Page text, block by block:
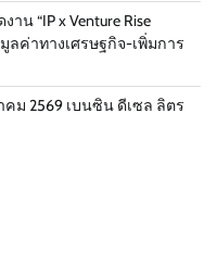
าน “IP x Venture Rise
ลค่าทางเศรษฐกิจ-เพิ่มการ
ม 2569 เบนซิน ดีเซล ลิตร